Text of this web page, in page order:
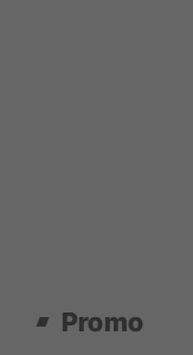
Promo